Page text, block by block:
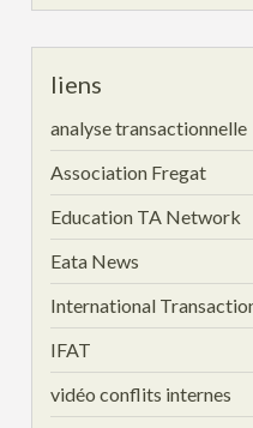
liens
analyse transactionnelle
Association Fregat
Education TA Network
Eata News
International
IFAT
vidéo conflits internes